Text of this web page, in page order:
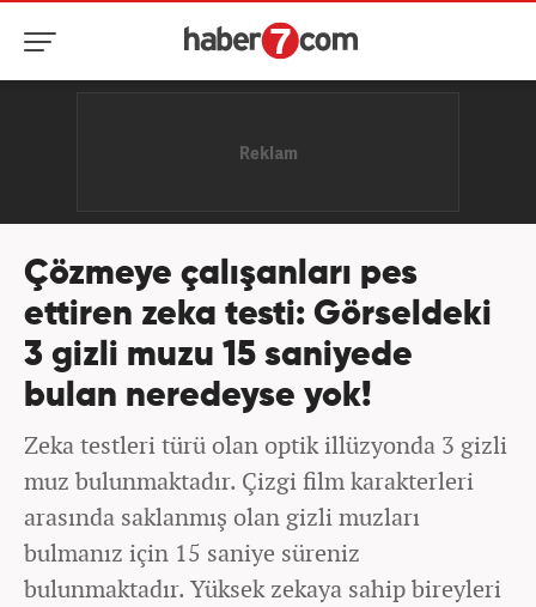
Çözmeye çalışanları pes
ettiren zeka testi: Görseldeki
3 gizli muzu 15 saniyede
bulan neredeyse yok!
Zeka testleri türü olan optik illüzyonda 3 gizli
muz bulunmaktadır. Çizgi film karakterleri
arasında saklanmış olan gizli muzları
bulmanız için 15 saniye süreniz
bulunmaktadır. Yüksek zekaya sahip bireyleri